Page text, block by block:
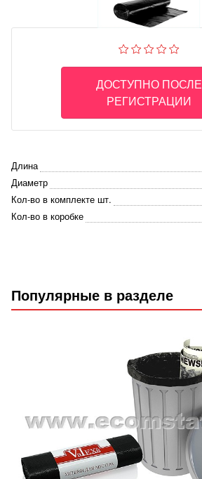
ДОСТУПНО ПОСЛЕ
РЕГИСТРАЦИИ
Длина
Диаметр
Кол-во в комплекте шт.
Кол-во в коробке
Популярные в разделе